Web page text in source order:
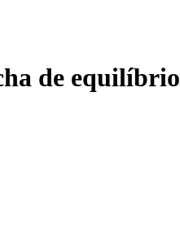
de equilíbrio